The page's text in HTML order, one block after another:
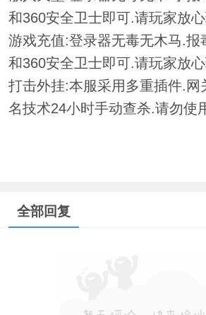
和360安全卫士即可.请玩家放
游戏充值:登录器无毒无木马.报
和360安全卫士即可.请玩家放
打击外挂:本服采用多重插件.网
名技术24小时手动查杀.请勿使
全部回复